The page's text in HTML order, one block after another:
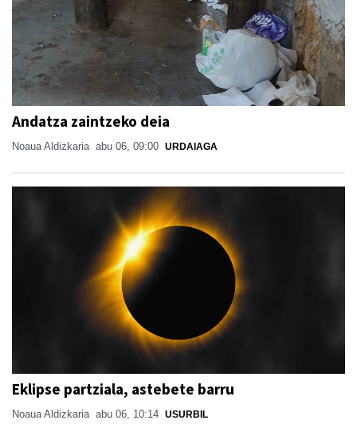
Andatza zaintzeko deia
Noaua Aldizkaria abu 06, 09:00 URDAIAGA
Eklipse partziala, astebete barru
Noaua Aldizkaria abu 06, 10:14 USURBIL